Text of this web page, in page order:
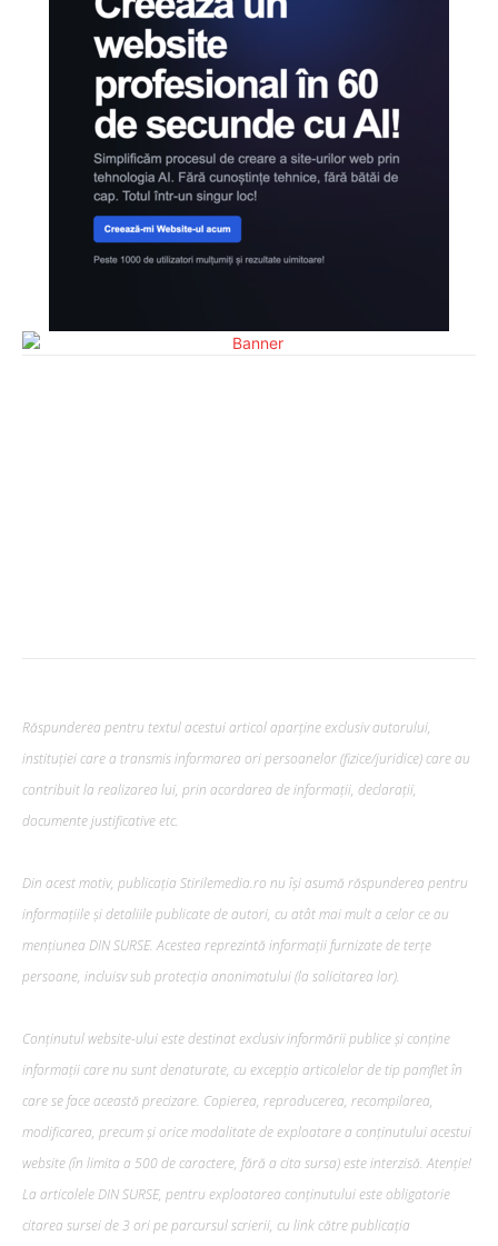
Răspunderea pentru textul acestui articol aparține exclusiv autorului,
instituției care a transmis informarea ori persoanelor (fizice/juridice) care au
contribuit la realizarea lui, prin acordarea de informații, declarații,
documente justificative etc.
Din acest motiv, publicația Stirilemedia.ro nu își asumă răspunderea pentru
informațiile și detaliile publicate de autori, cu atât mai mult a celor ce au
mențiunea DIN SURSE. Acestea reprezintă informații furnizate de terțe
persoane, incluisv sub protecția anonimatului (la solicitarea lor).
Conținutul website-ului este destinat exclusiv informării publice și conține
informații care nu sunt denaturate, cu excepția articolelor de tip pamflet în
care se face această precizare. Copierea, reproducerea, recompilarea,
modificarea, precum şi orice modalitate de exploatare a conținutului acestui
website (în limita a 500 de caractere, fără a cita sursa) este interzisă. Atenție!
La articolele DIN SURSE, pentru exploatarea conținutului este obligatorie
citarea sursei de 3 ori pe parcursul scrierii, cu link către publicația